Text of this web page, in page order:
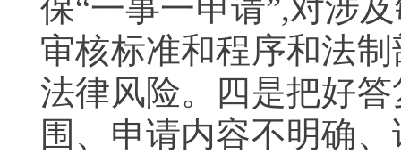
保“一事一申请”,对涉
审核标准和程序和法
法律风险。四是把好
围、申请内容不明确